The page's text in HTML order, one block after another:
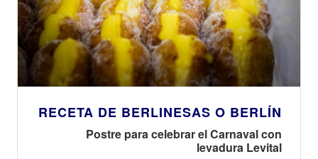
RECETA DE BERLINESAS O BERLÍN
Postre para celebrar el Carnaval con
levadura Levital